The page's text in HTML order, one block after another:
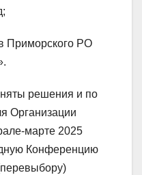
Приморского РО
решения и по
Организации
марте 2025
Конференцию